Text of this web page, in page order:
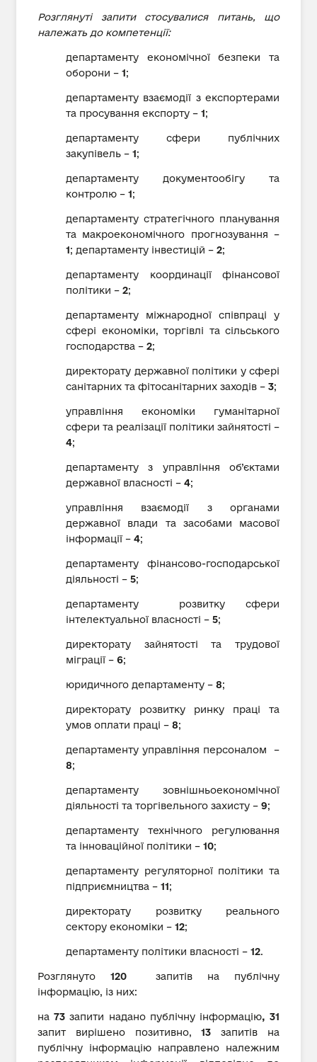
Розглянуті запити стосувалися питань, що
належать до компетенції:
департаменту економічної безпеки та
оборони – 1;
департаменту взаємодії з експортерами
та просування експорту – 1;
департаменту сфери публічних
закупівель – 1;
департаменту документообігу та
контролю – 1;
департаменту стратегічного планування
та макроекономічного прогнозування –
1; департаменту інвестицій – 2;
департаменту координації фінансової
політики – 2;
департаменту міжнародної співпраці у
сфері економіки, торгівлі та сільського
господарства – 2;
директорату державної політики у сфері
санітарних та фітосанітарних заходів – 3;
управління економіки гуманітарної
сфери та реалізації політики зайнятості –
4;
департаменту з управління об’єктами
державної власності – 4;
управління взаємодії з органами
державної влади та засобами масової
інформації – 4;
департаменту фінансово-господарської
діяльності – 5;
департаменту розвитку сфери
інтелектуальної власності – 5;
директорату зайнятості та трудової
міграції – 6;
юридичного департаменту – 8;
директорату розвитку ринку праці та
умов оплати праці – 8;
департаменту управління персоналом –
8;
департаменту зовнішньоекономічної
діяльності та торгівельного захисту – 9;
департаменту технічного регулювання
та інноваційної політики – 10;
департаменту регуляторної політики та
підприємництва – 11;
директорату розвитку реального
сектору економіки – 12;
департаменту політики власності – 12.
Розглянуто 120запитів на публічну
інформацію, із них:
на73 запити надано публічну інформацію, 31
запит вирішено позитивно,13 запитів на
публічну інформацію направлено належним